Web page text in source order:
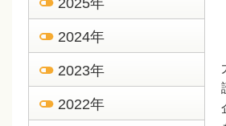
2025年
2024年
2023年
2022年